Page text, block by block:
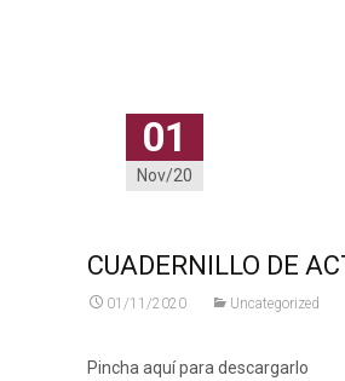
01
Nov/20
CUADERNILLO DE
01/11/2020 Uncategorized
Pincha aquí para descargarlo